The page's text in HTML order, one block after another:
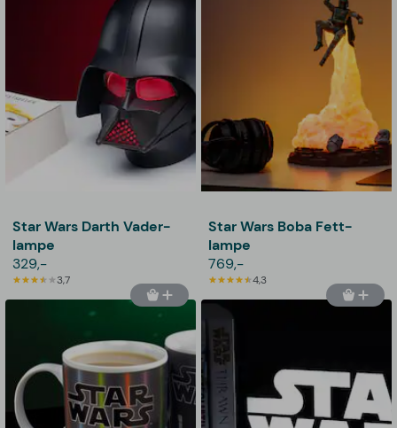
Star Wars Darth Vader-
lampe
329,-
3,7
Star Wars Boba Fett-
lampe
769,-
4,3